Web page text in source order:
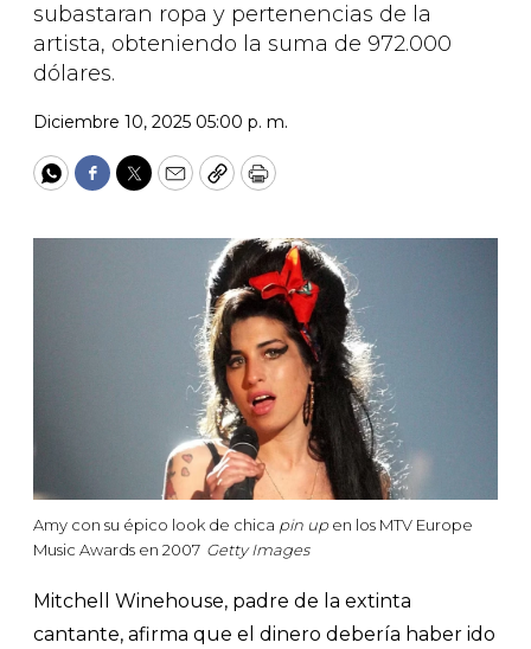
subastaran ropa y pertenencias de la
artista, obteniendo la suma de 972.000
dólares.
Diciembre 10, 2025 05:00 p. m.
WhatsApp
Facebook
Twitter
EmailCopyPrint
Amy con su épico look de chica pin up en los MTV Europe
Music Awards en 2007 Getty Images
Mitchell Winehouse, padre de la extinta
cantante, afirma que el dinero debería haber ido